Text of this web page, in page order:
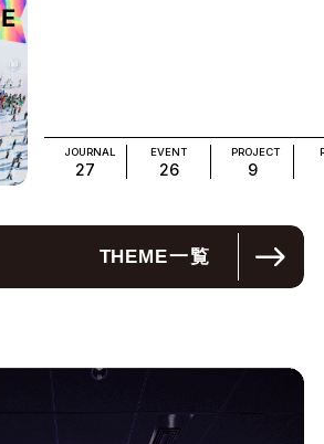
JOURNAL
27
EVENT
26
PROJECT
9
THEME一覧